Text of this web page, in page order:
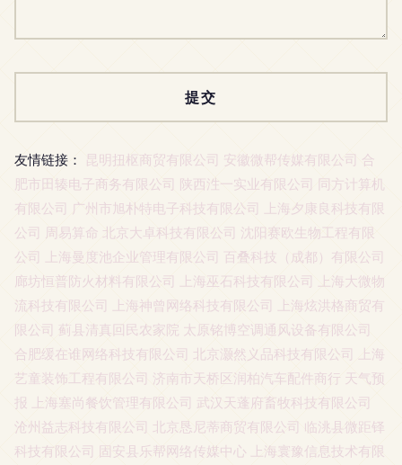
友情链接： 昆明扭枢商贸有限公司 安徽微帮传媒有限公司 合
肥市田辏电子商务有限公司 陕西泩一实业有限公司
同方计算机
有限公司 广州市旭朴特电子科技有限公司
上海夕康良科技有限
公司 周易算命 北京大卓科技有限公司 沈阳赛欧生物工程有限
公司
上海曼度池企业管理有限公司 百叠科技（成都）有限公司
廊坊恒普防火材料有限公司
上海巫石科技有限公司
上海大微物
流科技有限公司
上海神曾网络科技有限公司
上海炫洪格商贸有
限公司 蓟县清真回民农家院 太原铭博空调通风设备有限公司
合肥缓在谁网络科技有限公司 北京灏然义品科技有限公司
上海
艺童装饰工程有限公司 济南市天桥区润柏汽车配件商行 天气预
报
上海塞尚餐饮管理有限公司 武汉天蓬府畜牧科技有限公司
沧州益志科技有限公司 北京恳尼蒂商贸有限公司 临洮县微距铎
科技有限公司 固安县乐帮网络传媒中心
上海寰豫信息技术有限